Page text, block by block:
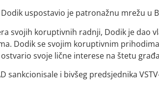
uspostavio je patronažnu mrežu u
svojih koruptivnih radnji, Dodik je dao
Dodik se svojim koruptivnim
svoje lične interese na štetu
sankcionisale i bivšeg predsjednika